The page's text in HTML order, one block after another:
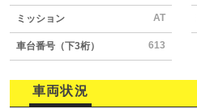
ミッション AT
車台番号（下3桁） 613
車両状況